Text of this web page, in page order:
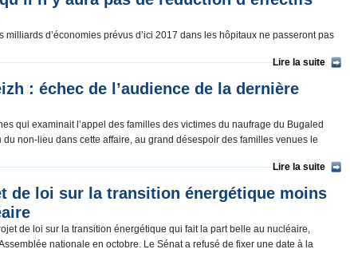
milliards d’économies prévus d’ici 2017 dans les hôpitaux ne passeront pas
Lire la suite
: échec de l’audience de la dernière
qui examinait l’appel des familles des victimes du naufrage du Bugaled
du non-lieu dans cette affaire, au grand désespoir des familles venues le
Lire la suite
de loi sur la transition énergétique moins
de loi sur la transition énergétique qui fait la part belle au nucléaire,
nationale en octobre. Le Sénat a refusé de fixer une date à la